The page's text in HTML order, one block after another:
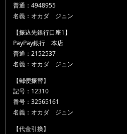
普通：4948955
名義：オカダ ジュン
【振込先銀行口座1】
PayPay銀行 本店
普通：2152537
名義：オカダ ジュン
【郵便振替】
記号：12310
番号：32565161
名義：オカダ ジュン
【代金引換】